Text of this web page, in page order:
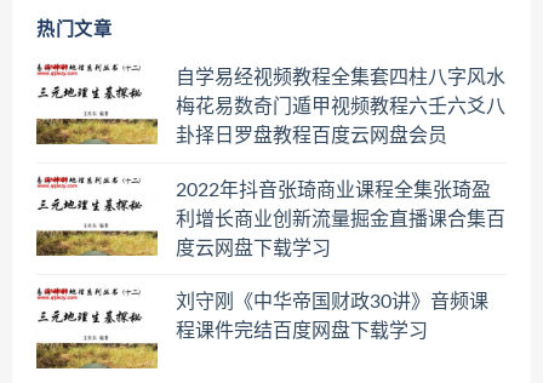
热门文章
自学易经视频教程全集套四柱八字风水
梅花易数奇门遁甲视频教程六壬六爻八
卦择日罗盘教程百度云网盘会员
2022年抖音张琦商业课程全集张琦盈
利增长商业创新流量掘金直播课合集百
度云网盘下载学习
刘守刚《中华帝国财政30讲》音频课
程课件完结百度网盘下载学习